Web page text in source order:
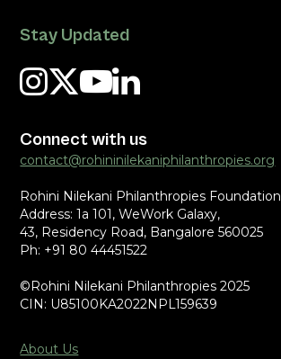
Stay Updated
Connect with us
contact@rohininilekaniphilanthropies.org
Rohini Nilekani Philanthropies Foundation
Address: 1a 101, WeWork Galaxy,
43, Residency Road, Bangalore 560025
Ph: +91 80 44451522
©Rohini Nilekani Philanthropies 2025
CIN: U85100KA2022NPL159639
About Us